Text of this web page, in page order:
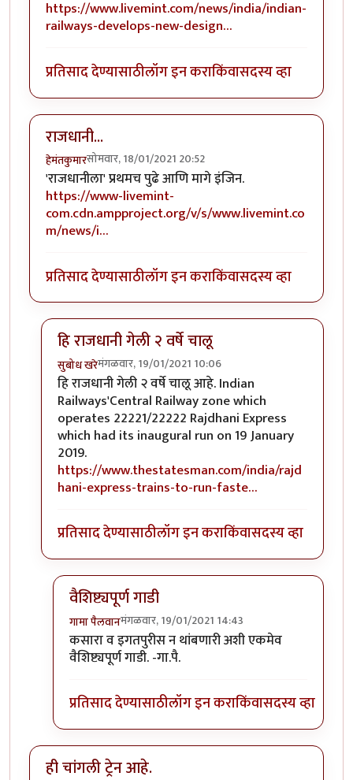
https://www.livemint.com/news/india/indian-
railways-develops-new-design…
प्रतिसाद देण्यासाठीलॉग इन कराकिंवासदस्य व्हा
राजधानी...
हेमंतकुमारसोमवार, 18/01/2021 20:52
'राजधानीला' प्रथमच पुढे आणि मागे इंजिन.
https://www-livemint-
com.cdn.ampproject.org/v/s/www.livemint.co
m/news/i…
प्रतिसाद देण्यासाठीलॉग इन कराकिंवासदस्य व्हा
हि राजधानी गेली २ वर्षे चालू
सुबोध खरेमंगळवार, 19/01/2021 10:06
In reply toराजधानी...byहेमंतकुमार
हि राजधानी गेली २ वर्षे चालू आहे. Indian
Railways'Central Railway zone which
operates 22221/22222 Rajdhani Express
which had its inaugural run on 19 January
2019.
https://www.thestatesman.com/india/rajd
hani-express-trains-to-run-faste…
प्रतिसाद देण्यासाठीलॉग इन कराकिंवासदस्य व्हा
वैशिष्ट्यपूर्ण गाडी
गामा पैलवानमंगळवार, 19/01/2021 14:43
In reply toहि राजधानी गेली २ वर्षे चालूby
कसारा व इगतपुरीस न थांबणारी अशी एकमेव
वैशिष्ट्यपूर्ण गाडी. -गा.पै.
प्रतिसाद देण्यासाठीलॉग इन कराकिंवासदस्य व्हा
ही चांगली ट्रेन आहे.